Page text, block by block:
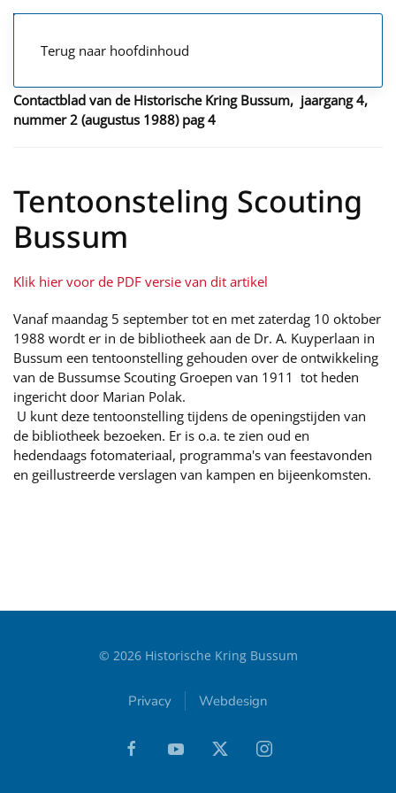
Terug naar hoofdinhoud
Contactblad van de Historische Kring Bussum, jaargang 4,
nummer 2 (augustus 1988) pag 4
Tentoonsteling Scouting
Bussum
Klik hier voor de PDF versie van dit artikel
Vanaf maandag 5 september tot en met zaterdag 10 oktober
1988 wordt er in de bibliotheek aan de Dr. A. Kuyperlaan in
Bussum een tentoonstelling gehouden over de ontwikkeling
van de Bussumse Scouting Groepen van 1911 tot heden
ingericht door Marian Polak.
U kunt deze tentoonstelling tijdens de openingstijden van
de bibliotheek bezoeken. Er is o.a. te zien oud en
hedendaags fotomateriaal, programma's van feestavonden
en geillustreerde verslagen van kampen en bijeenkomsten.
© 2026Historische Kring Bussum
Privacy Webdesign